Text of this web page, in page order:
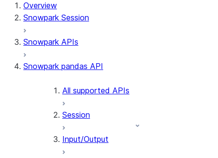
Overview
Snowpark Session
Snowpark APIs
Snowpark pandas API
All supported APIs
Session
Input/Output